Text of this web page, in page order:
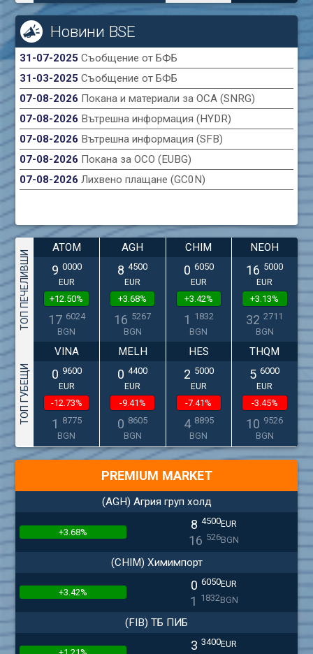
Новини BSE
31-07-2025Съобщение от БФБ
31-03-2025Съобщение от БФБ
07-08-2026 Покана и материали за ОСА (SNRG)
07-08-2026 Вътрешна информация (HYDR)
07-08-2026 Вътрешна информация (SFB)
07-08-2026 Покана за ОСО (EUBG)
07-08-2026Лихвено плащане (GC0N)
ТОП ПЕЧЕЛИВШИ
ATOM
9 0000
EUR
+12.50%
17 6024
BGN
AGH
8 4500
EUR
+3.68%
16 5267
BGN
CHIM
0 6050
EUR
+3.42%
1 1832
BGN
NEOH
16 5000
EUR
+3.13%
32 2711
BGN
ТОП ГУБЕЩИ
VINA
0 9600
EUR
-12.73%
1 8775
BGN
MELH
0 4400
EUR
-9.41%
0 8605
BGN
HES
2 5000
EUR
-7.41%
4 8895
BGN
THQM
5 6000
EUR
-3.45%
10 9526
BGN
PREMIUM MARKET
(AGH) Агрия груп холд
+3.68% 8 4500EUR
16 526BGN
(CHIM) Химимпорт
+3.42% 0 6050EUR
1 1832BGN
(FIB) ТБ ПИБ
3 3400EUR